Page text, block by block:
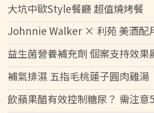
大坑中歐Style餐廳 超值燒烤餐
Johnnie Walker × 利苑 美酒配
益生菌營養補充劑 個案支持效果
補氣排濕 五指毛桃蓮子圓肉雞湯
飲蘋果醋有效控制糖尿？ 需注意